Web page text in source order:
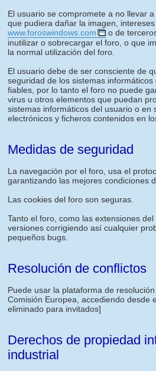
El usuario se compromete a no llevar
que pudiera dañar la imagen,
www.foroswindows.com
o de
inutilizar o sobrecargar el foro, o que
la normal utilización del foro.
El usuario debe de ser consciente de
seguridad de los sistemas
fiables, por lo tanto el foro no puede
virus u otros elementos que puedan
sistemas informáticos del usuario o en
electrónicos y ficheros contenidos en
Medidas de seguridad
La navegación por el foro, usa el
garantizando las mejores condiciones
Las cookies del foro son seguras.
Tanto el foro, como las extensiones
versiones corrigiendo así cualquier
pequeños bugs.
Resolución de conflictos
Puede usar la plataforma de
Comisión Europea, accediendo desde
eliminado para invitados]
Derechos de propiedad
industrial